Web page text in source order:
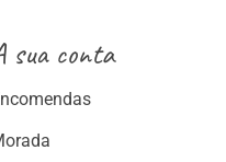
sua conta